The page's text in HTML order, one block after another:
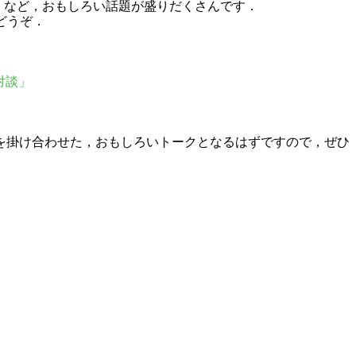
ど，おもしろい話題が盛りだくさんです．
ぞ．
」
け合わせた，おもしろいトークとなるはずですので，ぜひ